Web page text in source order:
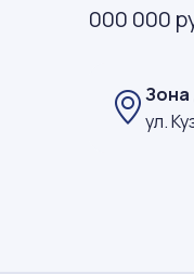
000 000
Зона
ул.